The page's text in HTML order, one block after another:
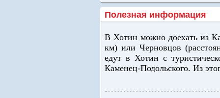
Полезная информация
В Хотин можно доехать из
км) или Черновцов
едут в Хотин с
Каменец-Подольского. Из